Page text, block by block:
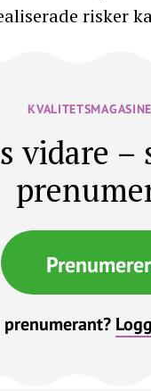
risker
vidare
prenumerant?